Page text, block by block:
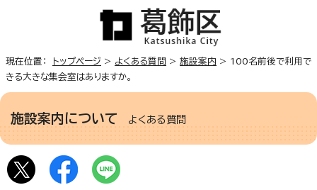
現在位置： トップページ > よくある質問 > 施設案内 > 100名前後で利用で
きる大きな集会室はありますか。
施設案内について よくある質問